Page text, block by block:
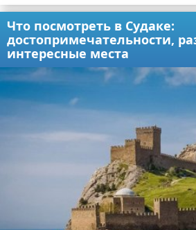
Что посмотреть в Судаке:
достопримечательности,
интересные места